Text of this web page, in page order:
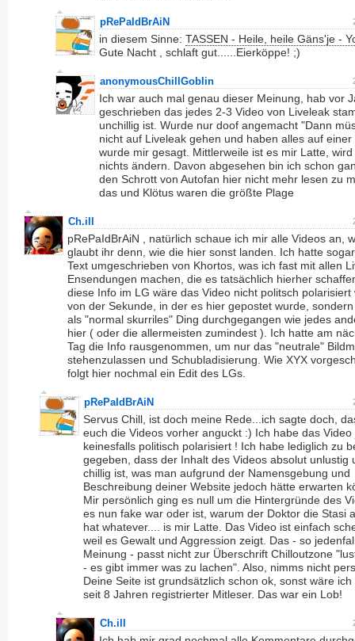
pRePaIdBrAiN
in diesem Sinne: TASSEN - Heile, heile Gäns'je -
Gute Nacht , schlaft gut......Eierköppe! ;)
anonymousChillGoblin
Ich war auch mal genau dieser Meinung, hab vor
geschrieben das jedes 2-3 Video von Liveleak
unchillig ist. Wurde nur doof angemacht "Dann
nicht auf Liveleak gehen und haben alles auf einer
wurde mir gesagt. Mittlerweile ist es mir Latte,
nichts ändern. Davon abgesehen bin ich schon
den Schrott von Autofan hier nicht mehr lesen zu
das und Klötus waren die größte Plage
Ch.ill
pRePaIdBrAiN , natürlich schaue ich mir alle Videos an,
glaubt ihr denn, wie die hier sonst landen. Ich hatte
Text umgeschrieben von Khortos, was ich fast mit allen
Ensendungen machen, die es tatsächlich hierher
diese Info im LG wäre das Video nicht politsch polarisiert
von der Sekunde, in der es hier gepostet wurde,
als "normal skurriles" Ding durchgegangen wie jedes
hier ( oder die allermeisten zumindest ). Ich hatte am
Tag die Info rausgenommen, um nur das "neutrale"
stehenzulassen und Schubladisierung. Wie XYX
folgt hier nochmal ein Edit des LGs.
pRePaIdBrAiN
Servus Chill, ist doch meine Rede...ich sagte doch,
euch die Videos vorher anguckt :) Ich habe das Video
keinesfalls politisch polarisiert ! Ich habe lediglich zu
gegeben, dass der Inhalt des Videos absolut unlustig
chillig ist, was man aufgrund der Namensgebung und
Beschreibung deiner Website jedoch hätte erwarten
Mir persönlich ging es null um die Hintergründe des
es nun fake war oder ist, warum der Doktor die Stasi
hat whatever.... is mir Latte. Das Video ist einfach
weil es Gewalt und Aggression zeigt. Das - so
Meinung - passt nicht zur Überschrift Chilloutzone
- es gibt immer was zu lachen". Also, nimms nicht
Deine Seite ist grundsätzlich schon ok, sonst wäre ich
seit 8 Jahren registrierter Mitleser. Das war ein Lob!
Ch.ill